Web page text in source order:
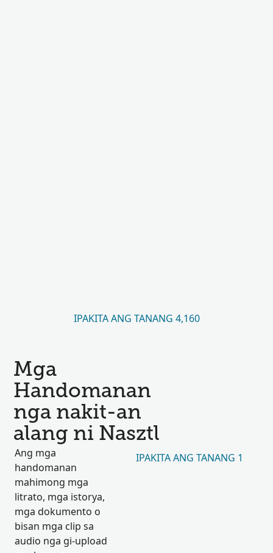
IPAKITA ANG TANANG 4,160
Mga
Handomanan
nga nakit-an
alang ni Nasztl
Ang mga
handomanan
mahimong mga
litrato, mga istorya,
mga dokumento o
bisan mga clip sa
audio nga gi-upload
IPAKITA ANG TANANG 1